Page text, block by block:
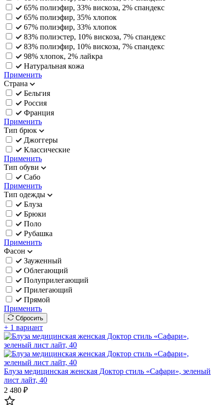
65% полиэфир, 33% вискоза, 2% спандекс
65% полиэфир, 35% хлопок
67% полиэфир, 33% хлопок
83% полиэстер, 10% вискоза, 7% спандекс
83% полиэфир, 10% вискоза, 7% спандекс
98% хлопок, 2% лайкра
Натуральная кожа
Применить
Страна
Бельгия
Россия
Франция
Применить
Тип брюк
Джоггеры
Классические
Применить
Тип обуви
Сабо
Применить
Тип одежды
Блуза
Брюки
Поло
Рубашка
Применить
Фасон
Зауженный
Облегающий
Полуприлегающий
Прилегающий
Прямой
Применить
Сбросить
+ 1 вариант
Блуза медицинская женская Доктор стиль «Сафари», зеленый
лист лайт, 40
2 480 ₽